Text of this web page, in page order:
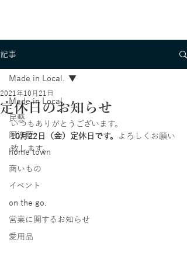
記事
Made in Local.
民藝
阿波藍
home town
商いもの
イベント
on the go.
営業に関するお知らせ
愛用品
Made in Local.
定休日のお知らせ
2021年10月21日
いつもありがとうございます。
10月22日（金）定休日です。
よろしくお願い
致します。